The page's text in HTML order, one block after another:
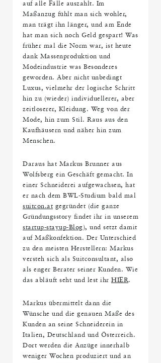
auf alle Fälle auszahlt. Im
Maßanzug fühlt man sich wohler,
man trägt ihn länger, und am Ende
hat man sich noch Geld gespart! Was
früher mal die Norm war, ist heute
dank Massenproduktion und
Modeindustrie was Besonderes
geworden. Aber nicht unbedingt
Luxus, vielmehr der logische Schritt
hin zu (wieder) individuellerer, aber
zeitloserer, Kleidung. Weg von der
Mode, hin zum Stil. Raus aus den
Kaufhäusern und näher hin zum
Menschen.
Daraus hat Markus Brunner aus
Wolfsberg ein Geschäft gemacht. In
einer Schneiderei aufgewachsen, hat
er nach dem BWL-Studium bald mal
suitcon.at gegründet (die ganze
Gründungsstory findet ihr in unserem
startup-stayup-Blog), und setzt damit
auf Maßkonfektion. Der Unterschied
zu den meisten Herstellern: Markus
versteh sich als Suitconsultant, also
als enger Berater seiner Kunden. Wie
das abläuft seht und lest ihr HIER.
Markus übermittelt dann die
Wünsche und die genauen Maße des
Kunden an seine Schneiderein in
Italien, Deutschland und Österreich.
Dort werden die Anzüge innerhalb
weniger Wochen produziert und an